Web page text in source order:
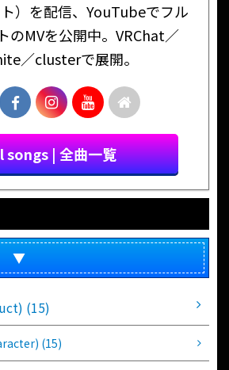
）を配信、YouTubeでフル
のMVを公開中。VRChat／
／clusterで展開。
songs | 全曲一覧
▼
(15)
(15)